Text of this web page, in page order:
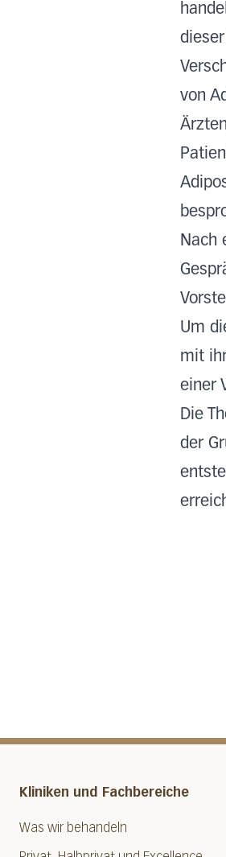
von
Nach
Um
mit
einer
Die
der
Kliniken und Fachbereiche
Was wir behandeln